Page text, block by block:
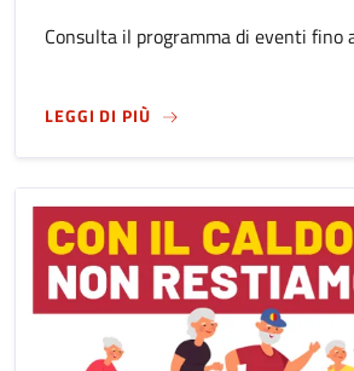
Consulta il programma di eventi fino
LEGGI DI PIÙSUFESTA DI